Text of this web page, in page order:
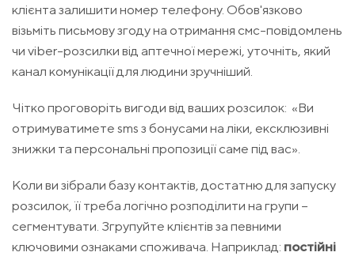
клієнта залишити номер телефону. Обов'язково
візьміть письмову згоду на отримання смс-повідомлень
чи viber-розсилки від аптечної мережі, уточніть, який
канал комунікації для людини зручніший.
Чітко проговоріть вигоди від ваших розсилок: «Ви
отримуватимете sms з бонусами на ліки, ексклюзивні
знижки та персональні пропозиції саме під вас».
Коли ви зібрали базу контактів, достатню для запуску
розсилок, її треба логічно розподілити на групи –
сегментувати. Згрупуйте клієнтів за певними
ключовими ознаками споживача. Наприклад: постійні